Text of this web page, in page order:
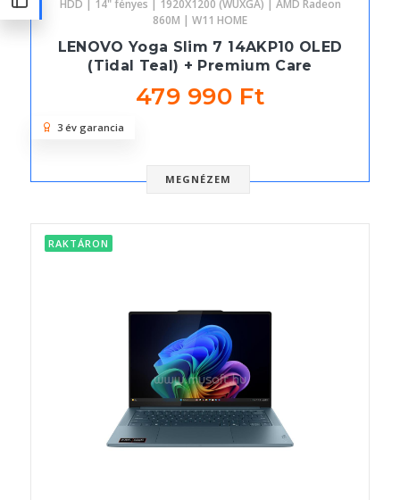
HDD | 14" fényes | 1920X1200 (WUXGA) | AMD Radeon
860M | W11 HOME
LENOVO Yoga Slim 7 14AKP10 OLED
(Tidal Teal) + Premium Care
479 990 Ft
MEGNÉZEM
3 év garancia
RAKTÁRON